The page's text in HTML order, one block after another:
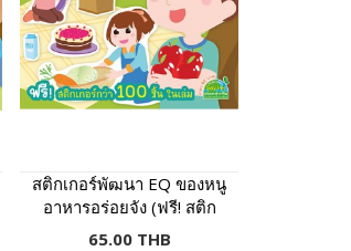
สติกเกอร์พัฒนา EQ ของหนู
อาหารอร่อยจัง (ฟรี! สติก
เกอร์กว่า 100 ชิ้น ในเล่ม)
65.00 THB